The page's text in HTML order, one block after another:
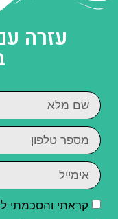
עזרה
קראתי והסכמתי ל